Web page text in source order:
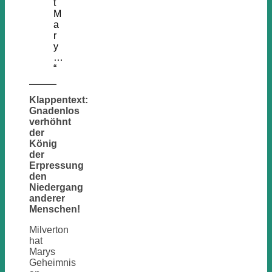
t
M
a
r
y
…
“
Klappentext:
Gnadenlos
verhöhnt
der
König
der
Erpressung
den
Niedergang
anderer
Menschen!
Milverton
hat
Marys
Geheimnis